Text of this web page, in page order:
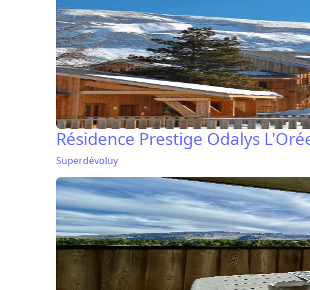
Résidence Prestige Odalys
Superdévoluy